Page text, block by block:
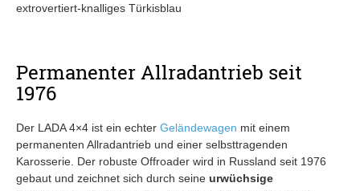
extrovertiert-knalliges Türkisblau
Permanenter Allradantrieb seit
1976
Der LADA 4×4 ist ein echter Geländewagen mit einem
permanenten Allradantrieb und einer selbsttragenden
Karosserie. Der robuste Offroader wird in Russland seit 1976
gebaut und zeichnet sich durch seine urwüchsige